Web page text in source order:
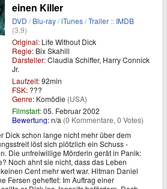
einen Killer
DVD /Blu-ray/iTunes/Trailer :: IMDB
(3,9)
Original: Life Without Dick
Regie: Bix Skahill
Darsteller:Claudia Schiffer, Harry Connick
Jr.
Laufzeit:92min
FSK: ???
Genre: Komödie (USA)
Filmstart:05. Februar 2002
Bewertung:n/a (0 Kommentare, 0 Votes)
Dick schon lange nicht mehr über dem
löst sich plötzlich ein Schuss ­-
Die unfreiwillige Mörderin gerät in Panik:
Noch ahnt sie nicht, dass das Leben
Cent mehr wert war. Hitman Daniel
Fersen geheftet: Im Auftrag einer